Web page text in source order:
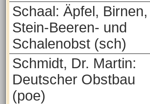
Schaal: Äpfel, Birnen,
Stein-Beeren- und
Schalenobst (sch)
Schmidt, Dr. Martin:
Deutscher Obstbau
(poe)